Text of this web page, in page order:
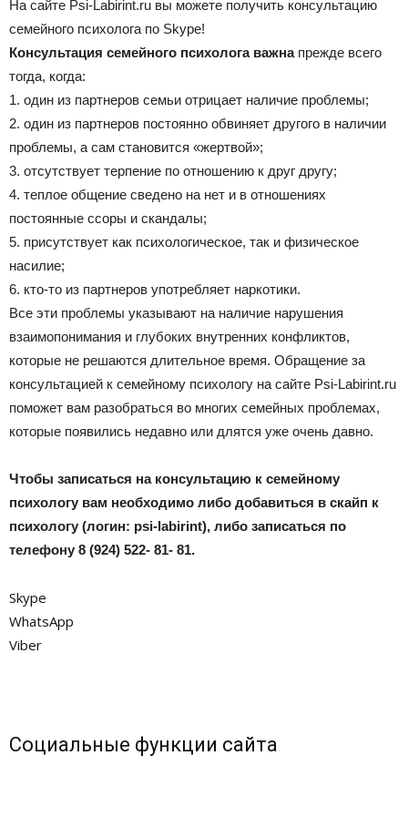
На сайте Psi-Labirint.ru вы можете получить консультацию
семейного психолога по Skype!
Консультация семейного психолога важнапрежде всего
тогда, когда:
1. один из партнеров семьи отрицает наличие проблемы;
2. один из партнеров постоянно обвиняет другого в наличии
проблемы, а сам становится «жертвой»;
3. отсутствует терпение по отношению к друг другу;
4. теплое общение сведено на нет и в отношениях
постоянные ссоры и скандалы;
5. присутствует как психологическое, так и физическое
насилие;
6. кто-то из партнеров употребляет наркотики.
Все эти проблемы указывают на наличие нарушения
взаимопонимания и глубоких внутренних конфликтов,
которые не решаются длительное время. Обращение за
консультацией к семейному психологу на сайте Psi-Labirint.ru
поможет вам разобраться во многих семейных проблемах,
которые появились недавно или длятся уже очень давно.
Чтобы записаться на консультацию к семейному
психологу вам необходимо либо добавиться в скайп к
психологу (логин: psi-labirint), либо записаться по
телефону 8 (924) 522- 81- 81.
Skype
WhatsApp
Viber
Социальные функции сайта